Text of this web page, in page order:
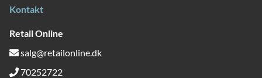
Kontakt
Retail Online
salg@retailonline.dk
70252722